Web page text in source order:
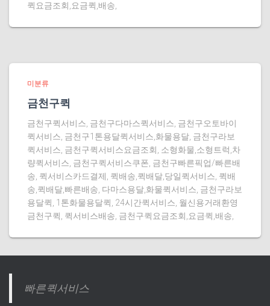
퀵요금조회,요금퀵,배송,
미분류
금천구퀵
금천구퀵서비스, 금천구다마스퀵서비스, 금천구오토바이
퀵서비스, 금천구1톤용달퀵서비스,화물용달, 금천구라보
퀵서비스, 금천구퀵서비스요금조회, 소형화물,소형트럭,차
량퀵서비스, 금천구퀵서비스쿠폰, 금천구빠른픽업/빠른배
송, 퀵서비스카드결제, 퀵배송,퀵배달,당일퀵서비스, 퀵배
송,퀵배달,빠른배송, 다마스용달,화물퀵서비스, 금천구라보
용달퀵, 1톤화물용달퀵, 24시간퀵서비스, 월신용거래환영
금천구퀵, 퀵서비스배송, 금천구퀵요금조회,요금퀵,배송,
빠른퀵서비스